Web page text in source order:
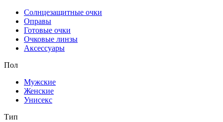
Солнцезащитные очки
Оправы
Готовые очки
Очковые линзы
Аксессуары
Пол
Мужские
Женские
Унисекс
Тип